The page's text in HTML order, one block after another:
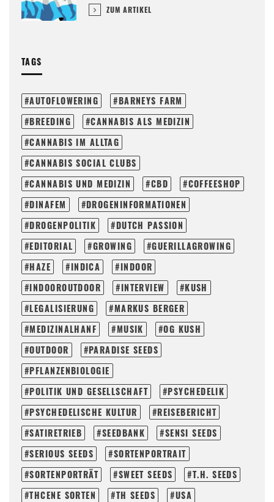
ZUM ARTIKEL
TAGS
AUTOFLOWERING
BARNEYS FARM
BREEDING
CANNABIS ALS MEDIZIN
CANNABIS IM ALLTAG
CANNABIS SOCIAL CLUBS
CANNABIS UND MEDIZIN
CBD
COFFEESHOP
DINAFEM
DROGENINFORMATIONEN
DROGENPOLITIK
DUTCH PASSION
EDITORIAL
GROWING
GUERILLAGROWING
HAZE
INDICA
INDOOR
INDOOROUTDOOR
INTERVIEW
KUSH
LEGALISIERUNG
MARKUS BERGER
MEDIZINALHANF
MUSIK
OG KUSH
OUTDOOR
PARADISE SEEDS
PFLANZENBIOLOGIE
POLITIK UND GESELLSCHAFT
PSYCHEDELIK
PSYCHEDELISCHE KULTUR
REISEBERICHT
SATIRETRIEB
SEEDBANK
SENSI SEEDS
SERIOUS SEEDS
SORTENPORTRAIT
SORTENPORTRÄT
SWEET SEEDS
T.H. SEEDS
THCENE SORTEN
TH SEEDS USA